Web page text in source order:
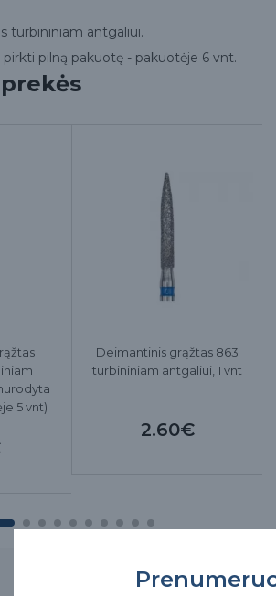
turbininiam antgaliui.
pilną pakuotę - pakuotėje 6 vnt.
5 vnt)
Deimantinis grąžtas 863
turbininiam antgaliui, 1 vnt
2.60€